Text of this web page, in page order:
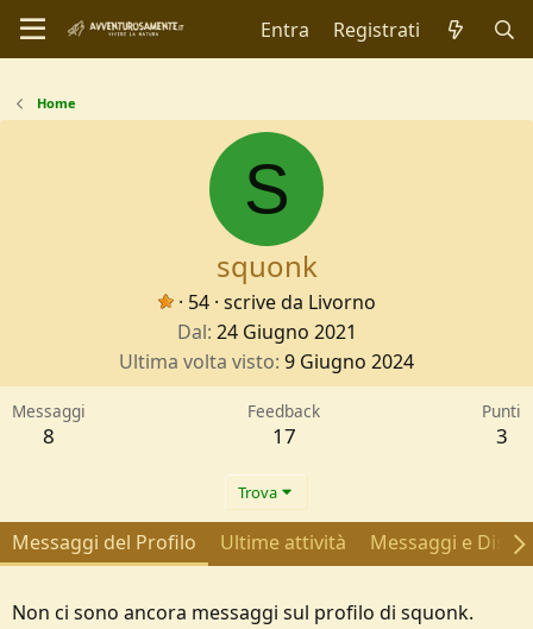
Entra Registrati
Home
S
squonk
· 54 · scrive da Livorno
Dal 24 Giugno 2021
Ultima volta visto 9 Giugno 2024
Messaggi
8
Feedback
17
Punti
3
Trova
Messaggi del Profilo Ultime attività Messaggi e
Non ci sono ancora messaggi sul profilo di squonk.